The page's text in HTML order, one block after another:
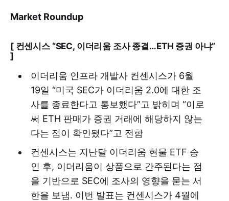
Market Roundup
[ 컨센시스 “SEC, 이더리움 조사 종결…ETH 증권 아냐”
]
이더리움 인프라 개발사 컨센시스가 6월
19일 “미국 SEC가 이더리움 2.0에 대한 조
사를 종료한다고 통보했다”고 밝히며 “이로
써 ETH 판매가 증권 거래에 해당하지 않는
다는 점이 확인됐다”고 전함
컨센시스는 지난달 이더리움 현물 ETF 승
인 후, 이더리움이 상품으로 간주된다는 점
을 기반으로 SEC에 조사의 영향을 묻는 서
한을 보냄. 이번 발표는 컨센시스가 4월에